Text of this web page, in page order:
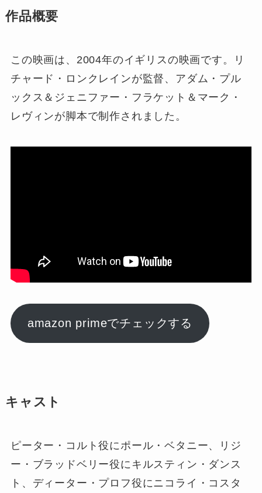
作品概要
この映画は、2004年のイギリスの映画です。リ
チャード・ロンクレインが監督、アダム・プル
ックス＆ジェニファー・フラケット＆マーク・
レヴィンが脚本で制作されました。
amazon primeでチェックする
キャスト
ピーター・コルト役にポール・ベタニー、リジ
ー・ブラッドベリー役にキルスティン・ダンス
ト、ディーター・プロフ役にニコライ・コスタ